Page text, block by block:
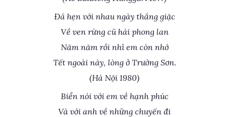
Đã hẹn với nhau ngày thắng giặc
Về ven rừng cũ hái phong lan
Năm năm rồi nhỉ em còn nhớ
Tết ngoài này, lòng ở Trường Sơn.
(Hà Nội 1980)
Biển nói với em về hạnh phúc
Và với anh về những chuyến đi